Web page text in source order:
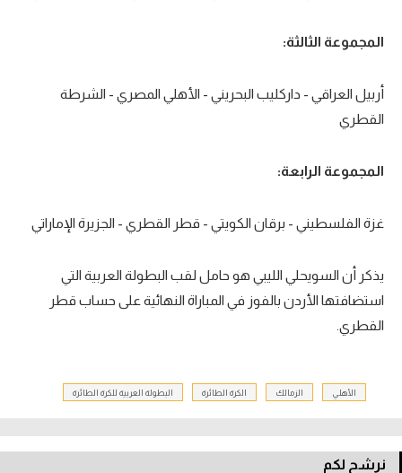
المجموعة الثالثة:
أربيل العراقي - داركليب البحريني - الأهلي المصري - الشرطة
القطري
المجموعة الرابعة:
غزة الفلسطيني - برقان الكويتي - قطر القطري - الجزيرة الإماراتي
يذكر أن السويحلي الليبي هو حامل لقب البطولة العربية التي
استضافتها الأردن بالفوز في المباراة النهائية على حساب قطر
القطري.
الأهلي الزمالك الكرة الطائرة البطولة العربية للكرة الطائرة
نرشح لكم